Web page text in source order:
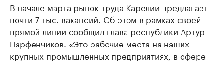
В начале марта рынок труда Карелии предлагает
почти 7 тыс. вакансий. Об этом в рамках своей
прямой линии сообщил глава республики Артур
Парфенчиков. «Это рабочие места на наших
крупных промышленных предприятиях, в сфере